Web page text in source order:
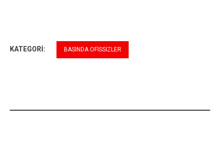
KATEGORI: BASINDA OFISSIZLER